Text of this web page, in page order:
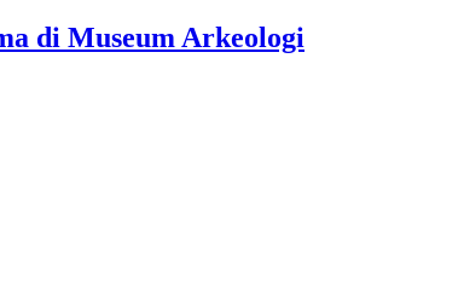
di Museum Arkeologi